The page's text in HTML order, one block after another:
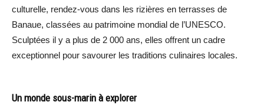
culturelle, rendez-vous dans les rizières en terrasses de
Banaue, classées au patrimoine mondial de l’UNESCO.
Sculptées il y a plus de 2 000 ans, elles offrent un cadre
exceptionnel pour savourer les traditions culinaires locales.
Un monde sous-marin à explorer